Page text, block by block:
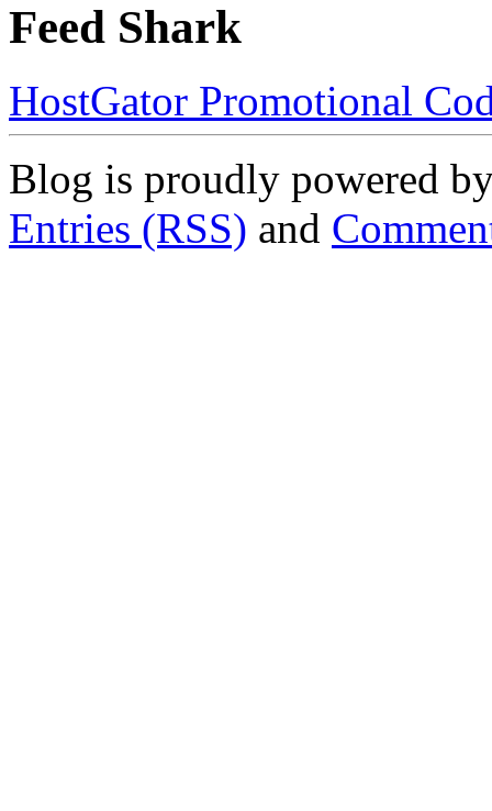
Feed Shark
HostGator Promotional
Blog is proudly powered
Entries (RSS) and